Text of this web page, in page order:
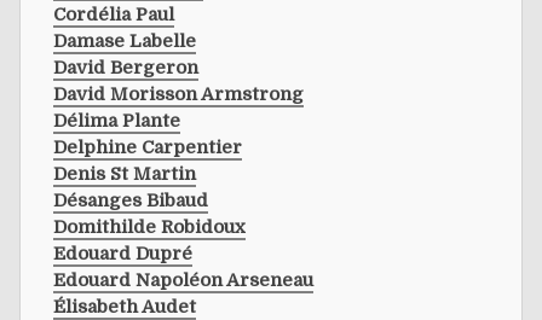
Cordélia Paul
Damase Labelle
David Bergeron
David Morisson Armstrong
Délima Plante
Delphine Carpentier
Denis St Martin
Désanges Bibaud
Domithilde Robidoux
Edouard Dupré
Edouard Napoléon Arseneau
Élisabeth Audet